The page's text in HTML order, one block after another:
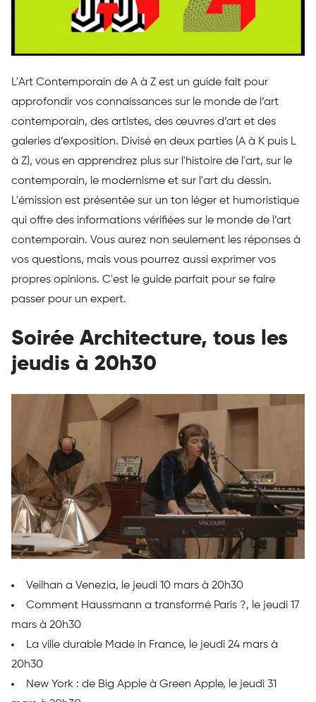
L'Art Contemporain de A à Z est un guide fait pour
approfondir vos connaissances sur le monde de l’art
contemporain, des artistes, des œuvres d’art et des
galeries d’exposition. Divisé en deux parties (A à K puis L
à Z), vous en apprendrez plus sur l'histoire de l'art, sur le
contemporain, le modernisme et sur l'art du dessin.
L'émission est présentée sur un ton léger et humoristique
qui offre des informations vérifiées sur le monde de l’art
contemporain. Vous aurez non seulement les réponses à
vos questions, mais vous pourrez aussi exprimer vos
propres opinions. C'est le guide parfait pour se faire
passer pour un expert.
Soirée Architecture, tous les
jeudis à 20h30
Veilhan a Venezia, le jeudi 10 mars à 20h30
Comment Haussmann a transformé Paris ?, le jeudi 17
mars à 20h30
La ville durable Made in France, le jeudi 24 mars à
20h30
New York : de Big Apple à Green Apple, le jeudi 31